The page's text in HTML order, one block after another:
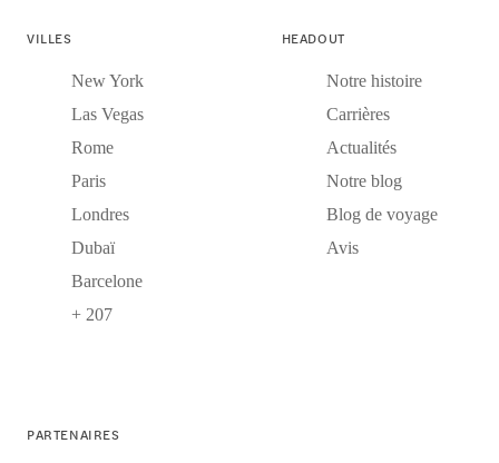
VILLES
New York
Las Vegas
Rome
Paris
Londres
Dubaï
Barcelone
+ 207
HEADOUT
Notre histoire
Carrières
Actualités
Notre blog
Blog de voyage
Avis
PARTENAIRES